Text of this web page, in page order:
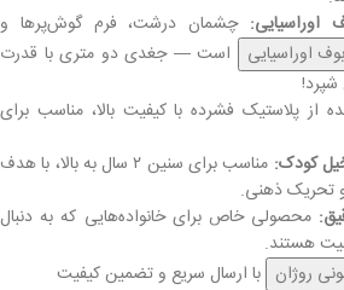
اوراسیایی: چشمان درشت، فرم گوش‌پرها و
اوراسیایی
است — جغدی دو متری با قدرت
از پلاستیک فشرده با کیفیت بالا، مناسب برای
کودک:
مناسب برای سنین ۲ سال به بالا، با هدف
ذهنی.
محصولی خاص برای خانواده‌هایی که به دنبال
هستند.
روژان با ارسال سریع و تضمین کیفیت